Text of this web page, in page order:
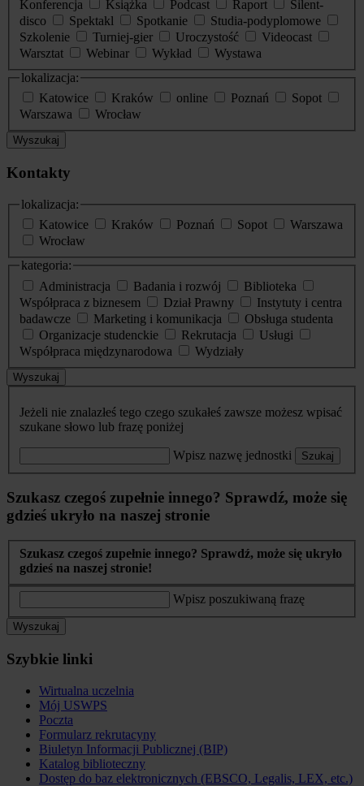
Konferencja
Książka Podcast Raport
Silent-
disco
Spektakl Spotkanie
Studia-podyplomowe
Szkolenie
Turniej-gier Uroczystość
Videocast
Warsztat
Webinar Wykład
Wystawa
lokalizacja:
Katowice
Kraków online Poznań
Sopot
Warszawa
Wrocław
Wyszukaj
Kontakty
lokalizacja:
Katowice
Kraków Poznań Sopot
Warszawa
Wrocław
kategoria:
Administracja
Badania i rozwój
Biblioteka
Współpraca z biznesem
Dział Prawny
Instytuty i centra
badawcze
Marketing i komunikacja
Obsługa studenta
Organizacje studenckie
Rekrutacja
Usługi
Współpraca międzynarodowa
Wydziały
Wyszukaj
Jeżeli nie znalazłeś tego czego szukałeś zawsze możesz wpisać
szukane słowo lub frazę poniżej
Wpisz nazwę jednostki Szukaj
Szukasz czegoś zupełnie innego? Sprawdź, może się
gdzieś ukryło na naszej stronie
Szukasz czegoś zupełnie innego? Sprawdź, może się ukryło
gdzieś na naszej stronie!
Wpisz poszukiwaną frazę
Wyszukaj
Szybkie linki
Wirtualna uczelnia
Mój USWPS
Poczta
Formularz rekrutacyny
Biuletyn Informacji Publicznej (BIP)
Katalog biblioteczny
Dostęp do baz elektronicznych (EBSCO, Legalis, LEX, etc.)